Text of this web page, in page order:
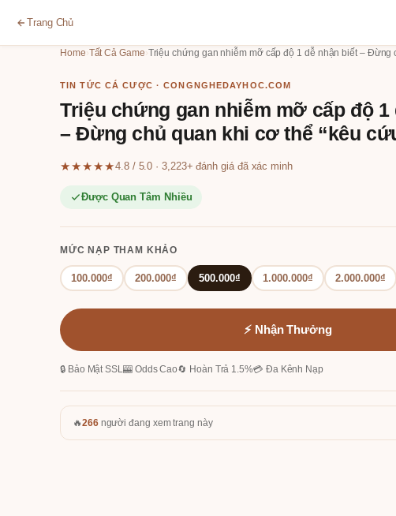
Trang Chủ
Home›Tất Cả Game›Triệu chứng gan nhiễm mỡ cấp độ 1 dễ nhận biết – Đừng
TIN TỨC CÁ CƯỢC · CONGNGHEDAYHOC.COM
Triệu chứng gan nhiễm mỡ cấp độ 1
– Đừng chủ quan khi cơ thể “kêu
★★★★★4.8 / 5.0 · 3,223+ đánh giá đã xác minh
Được Quan Tâm Nhiều
MỨC NẠP THAM KHẢO
100.000₫ 200.000₫ 500.000₫ 1.000.000₫ 2.000.000₫
⚡ Nhận Thưởng
🔒 Bảo Mật SSL 🎰 Odds Cao🔄 Hoàn Trả 1.5%💳 Đa Kênh Nạp
🔥266người đang xem trang này